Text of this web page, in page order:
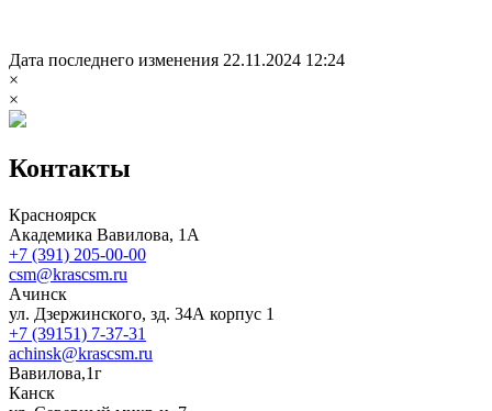
Дата последнего изменения 22.11.2024 12:24
×
×
Контакты
Красноярск
Академика Вавилова, 1А
+7 (391) 205-00-00
csm@krascsm.ru
Ачинск
ул. Дзержинского, зд. 34А корпус 1
+7 (39151) 7-37-31
achinsk@krascsm.ru
Вавилова,1г
Канск